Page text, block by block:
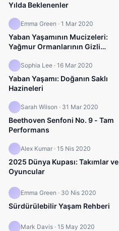
Yılda Beklenenler
Emma Green · 1 Mar 2020
Yaban Yaşamının Mucizeleri:
Yağmur Ormanlarının Gizli
Sophia Lee · 16 Mar 2020
Yaban Yaşamı: Doğanın Saklı
Hazineleri
Sarah Wilson · 31 Mar 2020
Beethoven Senfoni No. 9 - Tam
Performans
Alex Kumar · 15 Nis 2020
2025 Dünya Kupası: Takımlar ve
Oyuncular
Emma Green · 30 Nis 2020
Sürdürülebilir Yaşam Rehberi
Mark Davis · 15 May 2020